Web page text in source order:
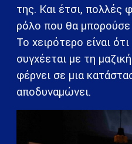
της. Και έτσι, πολλές
ρόλο που θα μπορούσε
Το χειρότερο είναι
συγχέεται με τη
φέρνει σε μια
αποδυναμώνει.